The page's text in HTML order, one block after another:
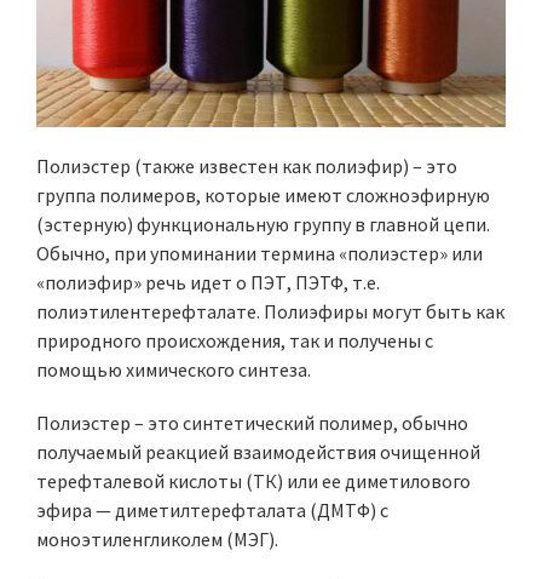
Полиэстер (также известен как полиэфир) – это
группа полимеров, которые имеют сложноэфирную
(эстерную) функциональную группу в главной цепи.
Обычно, при упоминании термина «полиэстер» или
«полиэфир» речь идет о ПЭТ, ПЭТФ, т.е.
полиэтилентерефталате. Полиэфиры могут быть как
природного происхождения, так и получены с
помощью химического синтеза.
Полиэстер – это синтетический полимер, обычно
получаемый реакцией взаимодействия очищенной
терефталевой кислоты (ТК) или ее диметилового
эфира — диметилтерефталата (ДMTФ) с
моноэтиленгликолем (МЭГ).